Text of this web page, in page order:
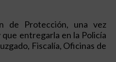
de Protección, una vez
entregarla en la Policía
Fiscalía, Oficinas de